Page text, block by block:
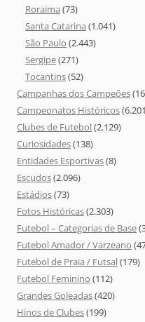
Roraima (73)
Santa Catarina (1.041)
São Paulo (2.443)
Sergipe(271)
Tocantins(52)
Campanhas dos Campeões
Campeonatos Históricos
Clubes de Futebol(2.129)
Curiosidades(138)
Entidades Esportivas(8)
Escudos(2.096)
Estádios(73)
Fotos Históricas(2.303)
Futebol – Categorias de Base
Futebol Amador / Varzeano
Futebol de Praia / Futsal(179)
Futebol Feminino (112)
Grandes Goleadas(420)
Hinos de Clubes(199)